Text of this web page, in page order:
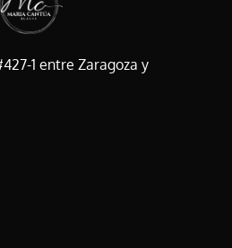
1 entre Zaragoza y